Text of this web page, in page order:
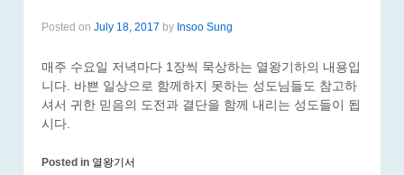
Posted on July 18, 2017 by Insoo Sung
매주 수요일 저녁마다 1장씩 묵상하는 열왕기하의 내용입
니다. 바쁜 일상으로 함께하지 못하는 성도님들도 참고하
셔서 귀한 믿음의 도전과 결단을 함께 내리는 성도들이 됩
시다.
Posted in 열왕기서